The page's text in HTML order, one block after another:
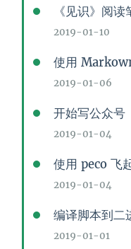
《见识》阅读
2019-01-10
使用
2019-01-06
开始写公众号
2019-01-04
使用 peco 飞
2019-01-04
编译脚本到二
2019-01-01